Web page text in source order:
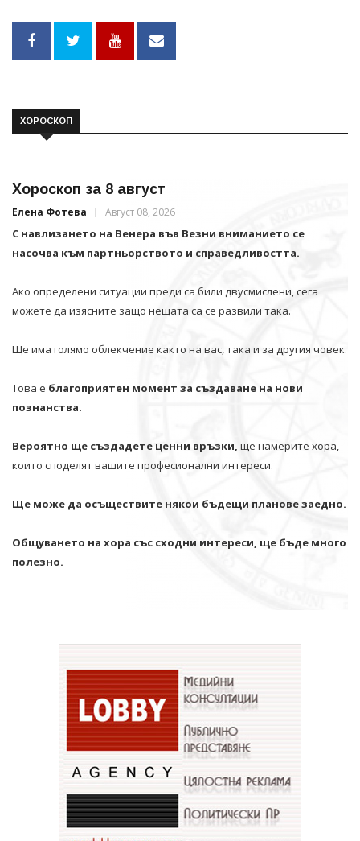
ХОРОСКОП
Хороскоп за 8 август
Елена Фотева Август 08, 2026
С навлизането на Венера във Везни вниманието се
насочва към партньорството и справедливостта.
Ако определени ситуации преди са били двусмислени, сега
можете да изясните защо нещата са се развили така.
Ще има голямо облекчение както на вас, така и за другия човек.
Това е благоприятен момент за създаване на нови
познанства.
Вероятно ще създадете ценни връзки, ще намерите хора,
които споделят вашите професионални интереси.
Ще може да осъществите някои бъдещи планове заедно.
Общуването на хора със сходни интереси, ще бъде много
полезно.